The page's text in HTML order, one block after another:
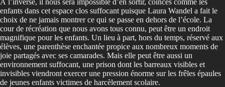
enfants dans cet espace clos suffocant puisque Laura Wandel a fait le
choix de ne jamais montrer ce qui se passe en dehors de l’école. La
cour de récréation que nous avons tous connu, peut être un endroit
magnifique pour les enfants. Un lieu à part, hors du temps, réservé aux
élèves, une parenthèse enchantée propice aux nombreux moments de
joie partagés avec ses camarades. Mais elle peut être aussi un
environnement suffocant, une prison dont les barreaux visibles et
invisibles viendront exercer une pression énorme sur les frêles épaules
de jeunes enfants victimes de harcèlement scolaire.